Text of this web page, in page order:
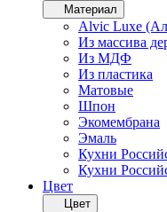
Материал
Alvic Luxe
Из массива
Из МДФ
Из пластика
Матовые
Шпон
Экомембрана
Эмаль
Кухни
Кухни
Цвет
Цвет